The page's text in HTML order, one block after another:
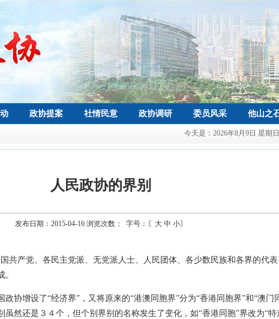
政协提案 社情民意 政协调研 委员风采 他山之
今天是： 2026年8月9日 星期
人民政协的界别
发布日期：2015-04-16 浏览次数： 字号：〖 大 中 小〗
共产党、各民主党派、无党派人士、人民团体、各少数民族和各界的代
协增设了“经济界”，又将原来的“港澳同胞界”分为“香港同胞界”和“澳门
然还是３４个，但个别界别的名称发生了变化，如“香港同胞”界改为“特